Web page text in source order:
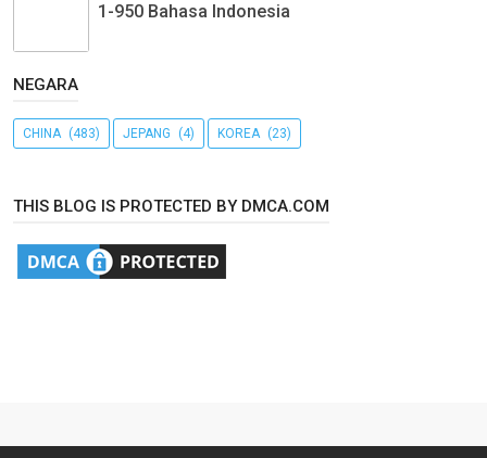
1-950 Bahasa Indonesia
NEGARA
CHINA (483) JEPANG (4) KOREA (23)
THIS BLOG IS PROTECTED BY DMCA.COM